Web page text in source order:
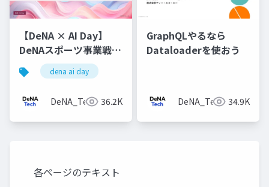
【DeNA × AI Day】
DeNAスポーツ事業戦略
とベイスターズAI強化
プロジェクト
dena ai day
DeNA_Tech 36.2K
GraphQLやるなら
Dataloaderを使おう
DeNA_Tech 34.9K
各ページのテキスト